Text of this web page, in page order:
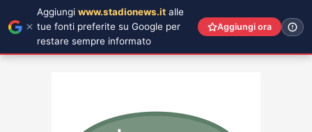
Aggiungi www.stadionews.it alle
tue fonti preferite su Google per
restare sempre informato
Aggiungi ora